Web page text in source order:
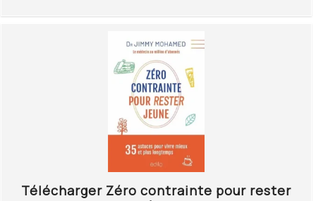
Télécharger Zéro contrainte pour rester